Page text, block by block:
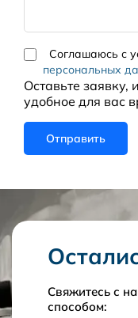
Соглашаюсь с
персональных
Оставьте
удобное для вас
Свяжитесь с
способом: